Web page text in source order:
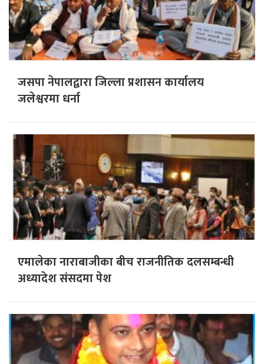
जसपा नेपालद्वारा जिल्ला प्रशासन कार्यालय
जलेश्वरमा धर्ना
एमालेका नाराबाजीका बीच राजनीतिक दलसम्बन्धी
अध्यादेश संसदमा पेश